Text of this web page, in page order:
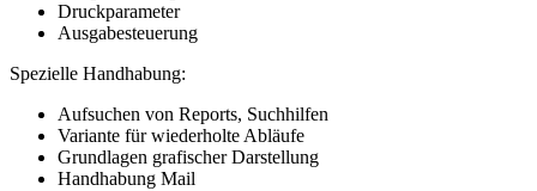
Druckparameter
Ausgabesteuerung
Spezielle Handhabung:
Aufsuchen von Reports, Suchhilfen
Variante für wiederholte Abläufe
Grundlagen grafischer Darstellung
Handhabung Mail